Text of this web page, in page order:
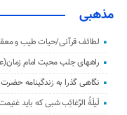
مذهبی
لطائف قرآنی/حیات طیب و
راههای جلب محبت امام
نگاهی گذرا به زندگینامه
لَیلَةُ الرَّغائِب شبی که باید